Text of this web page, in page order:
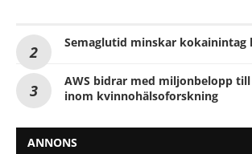
Semaglutid minskar kokainintag
AWS bidrar med miljonbelopp
inom kvinnohälsoforskning
ANNONS